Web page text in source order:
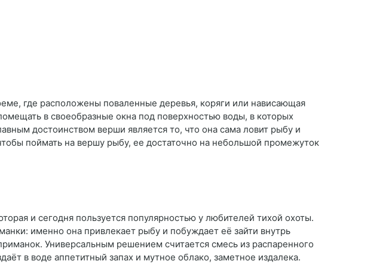
где расположены поваленные деревья, коряги или нависающая
в своеобразные окна под поверхностью воды, в которых
достоинством верши является то, что она сама ловит рыбу и
поймать на вершу рыбу, ее достаточно на небольшой промежуток
и сегодня пользуется популярностью у любителей тихой охоты.
именно она привлекает рыбу и побуждает её зайти внутрь
Универсальным решением считается смесь из распаренного
в воде аппетитный запах и мутное облако, заметное издалека.